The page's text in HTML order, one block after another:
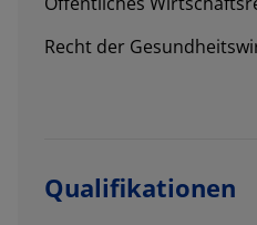
Recht der
Qualifikationen